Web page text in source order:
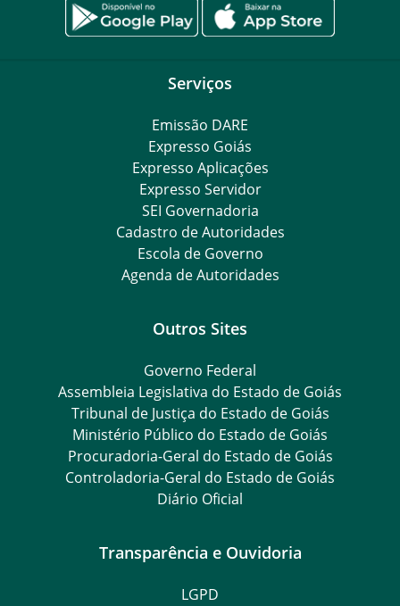
Serviços
Emissão DARE
Expresso Goiás
Expresso Aplicações
Expresso Servidor
SEI Governadoria
Cadastro de Autoridades
Escola de Governo
Agenda de Autoridades
Outros Sites
Governo Federal
Assembleia Legislativa do Estado de Goiás
Tribunal de Justiça do Estado de Goiás
Ministério Público do Estado de Goiás
Procuradoria-Geral do Estado de Goiás
Controladoria-Geral do Estado de Goiás
Diário Oficial
Transparência e Ouvidoria
LGPD